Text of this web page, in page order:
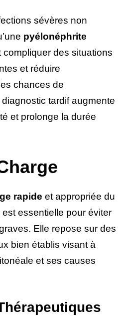
sévères non
pyélonéphrite
compliquer des situations
et réduire
chances de
tardif augmente
et prolonge la durée
rapide et appropriée du
essentielle pour éviter
Elle repose sur des
bien établis visant à
et ses causes